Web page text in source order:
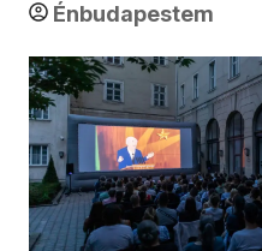
Énbudapestem